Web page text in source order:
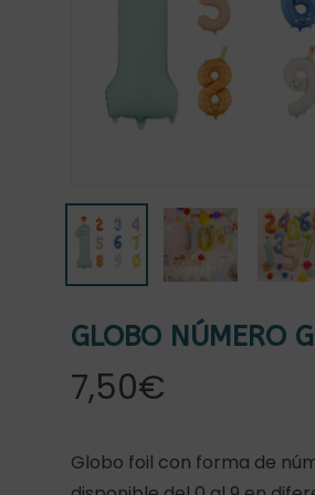
GLOBO NÚMERO
7,50€
Globo foil con forma de